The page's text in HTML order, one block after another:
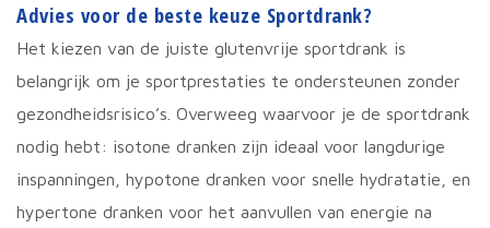
Advies voor de beste keuze Sportdrank?
Het kiezen van de juiste glutenvrije sportdrank is
belangrijk om je sportprestaties te ondersteunen zonder
gezondheidsrisico’s. Overweeg waarvoor je de sportdrank
nodig hebt: isotone dranken zijn ideaal voor langdurige
inspanningen, hypotone dranken voor snelle hydratatie, en
hypertone dranken voor het aanvullen van energie na